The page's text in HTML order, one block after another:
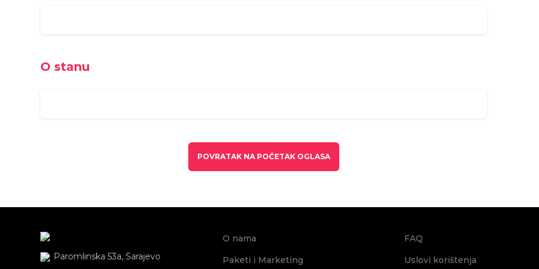
O stanu
POVRATAK NA POČETAK OGLASA
Paromlinska 53a, Sarajevo
O nama
Paketi i Marketing
FAQ
Uslovi korištenja